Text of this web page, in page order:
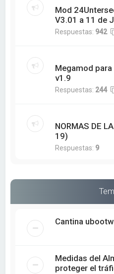
Mod
V3.01 a 11 de
Respuestas: 942
Megamod para
v1.9
Respuestas: 244
NORMAS DE
19)
Respuestas: 9
Cantina
Medidas del
proteger el